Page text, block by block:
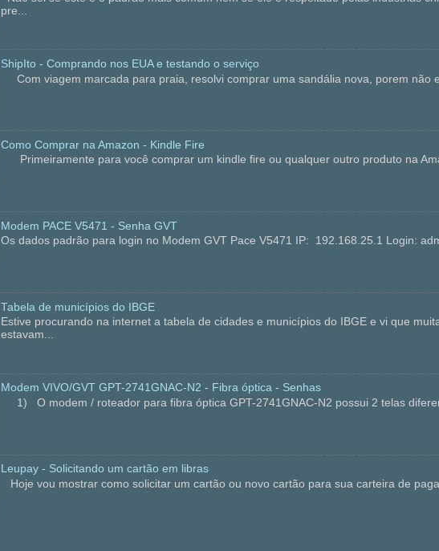
pre...
ShipIto - Comprando nos EUA e testando o serviço
Com viagem marcada para praia, resolvi comprar uma sandália nova, porem não
Como Comprar na Amazon - Kindle Fire
Primeiramente para você comprar um kindle fire ou qualquer outro produto na
Modem PACE V5471 - Senha GVT
Os dados padrão para login no Modem GVT Pace V5471 IP: 192.168.25.1 Login:
Tabela de municípios do IBGE
Estive procurando na internet a tabela de cidades e municípios do IBGE e vi que
estavam...
Modem VIVO/GVT GPT-2741GNAC-N2 - Fibra óptica - Senhas
1) O modem / roteador para fibra óptica GPT-2741GNAC-N2 possui 2 telas
Leupay - Solicitando um cartão em libras
Hoje vou mostrar como solicitar um cartão ou novo cartão para sua carteira de